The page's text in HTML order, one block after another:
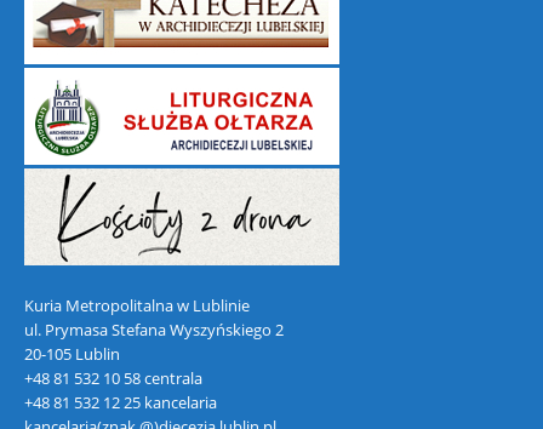
Kuria Metropolitalna w Lublinie
ul. Prymasa Stefana Wyszyńskiego 2
20-105 Lublin
+48 81 532 10 58 centrala
+48 81 532 12 25 kancelaria